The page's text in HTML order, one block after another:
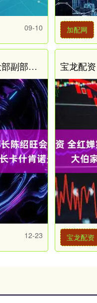
09-10 加配网
长红配资 住房城乡建设部副部长陈绍旺会见哈萨克斯坦工业和建设部副部长卡什肯诺夫
12-23 宝龙配资